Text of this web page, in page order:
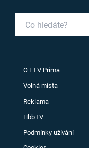
O FTV Prima
Volná místa
Reklama
HbbTV
Podmínky užívání